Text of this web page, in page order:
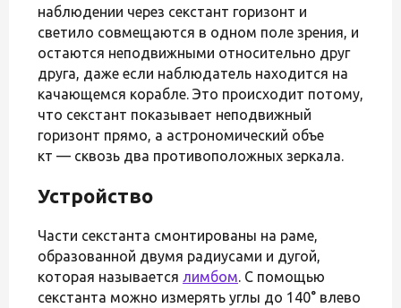
наблюдении через секстант горизонт и
светило совмещаются в одном поле зрения, и
остаются неподвижными относительно друг
друга, даже если наблюдатель находится на
качающемся корабле. Это происходит потому,
что секстант показывает неподвижный
горизонт прямо, а астрономический объе
кт — сквозь два противоположных зеркала.
Устройство
Части секстанта смонтированы на раме,
образованной двумя радиусами и дугой,
которая называется лимбом. С помощью
секстанта можно измерять углы до 140° влево